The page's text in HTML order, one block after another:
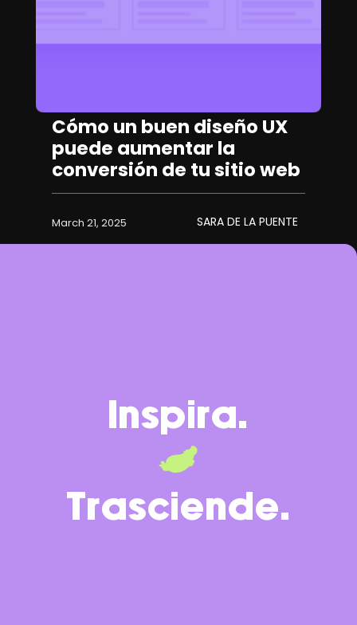
Cómo un buen diseño UX
puede aumentar la
conversión de tu sitio web
March 21, 2025 SARA DE LA PUENTE
Inspira.
Trasciende.